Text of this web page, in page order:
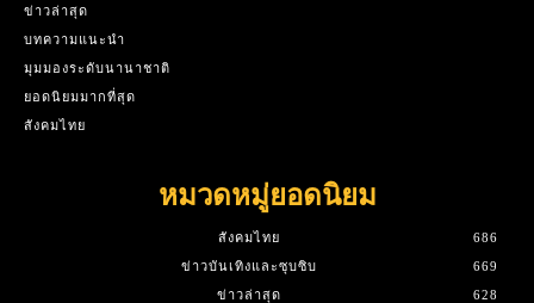
ข่าวล่าสุด
บทความแนะนำ
มุมมองระดับนานาชาติ
ยอดนิยมมากที่สุด
สังคมไทย
หมวดหมู่ยอดนิยม
สังคมไทย
686
ข่าวบันเทิงและซุบซิบ
669
ข่าวล่าสุด
628